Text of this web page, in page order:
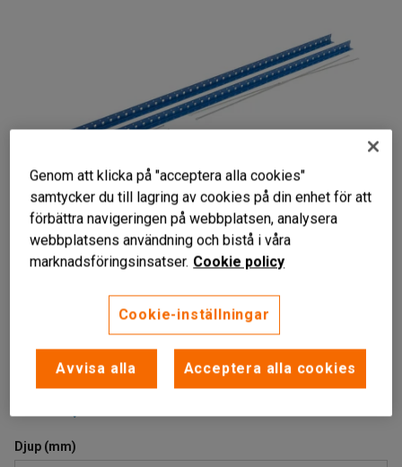
Pulverlackerad stål
Komplettera din hylla
Finns i två höjder
Öppen gavel som består av två stolpar och ett gavelkryss.
Djup (mm)
Genom att klicka på "acceptera alla cookies"
samtycker du till lagring av cookies på din enhet för att
förbättra navigeringen på webbplatsen, analysera
webbplatsens användning och bistå i våra
marknadsföringsinsatser. Cookie policy
Cookie-inställningar
Avvisa alla Acceptera alla cookies